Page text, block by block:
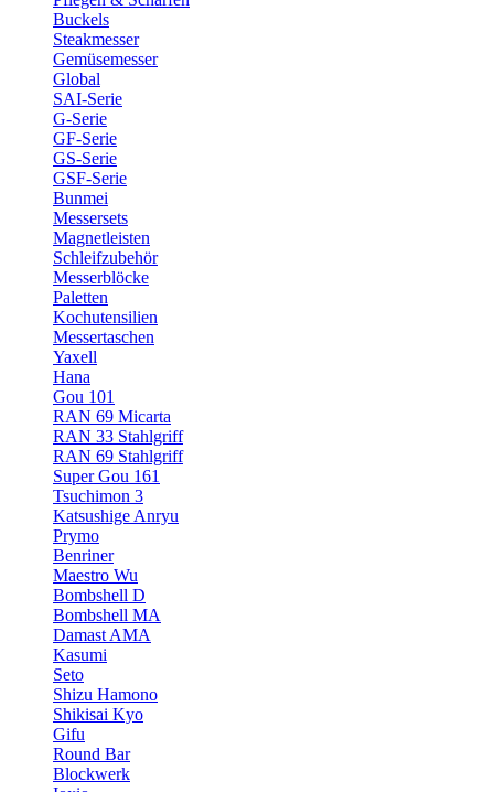
Buckels
Steakmesser
Gemüsemesser
Global
SAI-Serie
G-Serie
GF-Serie
GS-Serie
GSF-Serie
Bunmei
Messersets
Magnetleisten
Schleifzubehör
Messerblöcke
Paletten
Kochutensilien
Messertaschen
Yaxell
Hana
Gou 101
RAN 69 Micarta
RAN 33 Stahlgriff
RAN 69 Stahlgriff
Super Gou 161
Tsuchimon 3
Katsushige Anryu
Prymo
Benriner
Maestro Wu
Bombshell D
Bombshell MA
Damast AMA
Kasumi
Seto
Shizu Hamono
Shikisai Kyo
Gifu
Round Bar
Blockwerk